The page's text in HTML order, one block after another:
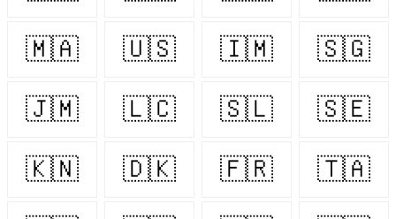
🇲🇦 🇺🇸 🇮🇲 🇸🇬
🇯🇲 🇱🇨 🇸🇱 🇸🇪
🇰🇳 🇩🇰 🇫🇷 🇹🇦